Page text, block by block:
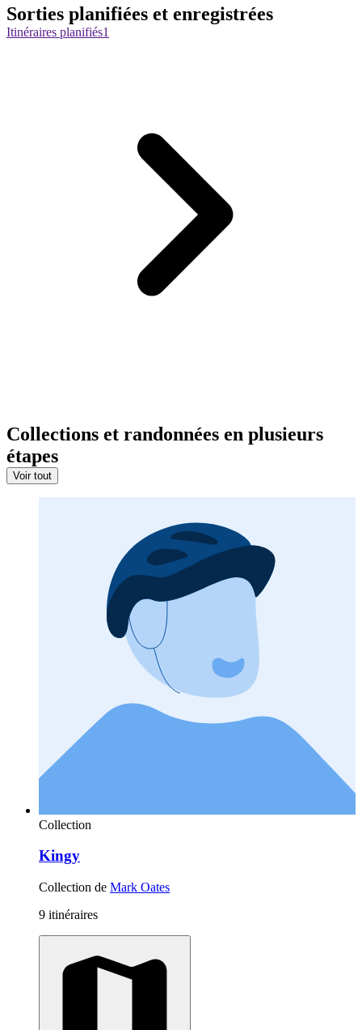
Sorties planifiées et enregistrées
Itinéraires planifiés1
Collections et randonnées en plusieurs
étapes
Voir tout
Collection
Kingy
Collection de Mark Oates
9 itinéraires